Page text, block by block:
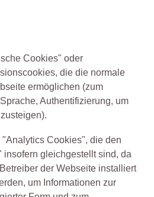
Cookies" oder
die die normale
ermöglichen (zum
Authentifizierung, um
Cookies", die den
gleichgestellt sind, da
der Webseite installiert
um Informationen zur